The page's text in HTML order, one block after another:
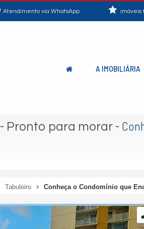
Atendimento via WhatsApp imóveis
A IMOBILIÁRIA
- Pronto para morar -
Tabuleiro Conheça o Condomínio que